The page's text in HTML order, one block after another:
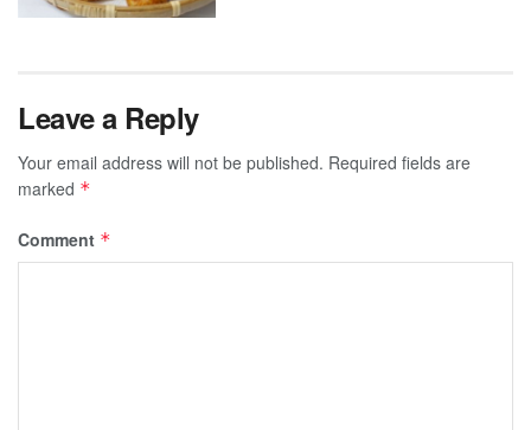
Leave a Reply
Your email address will not be published. Required fields are
marked *
Comment *